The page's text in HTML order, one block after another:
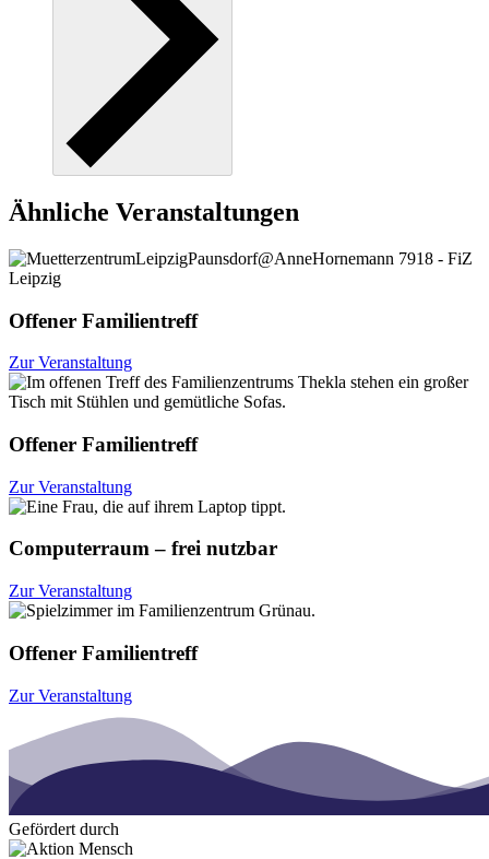
Ähnliche Veranstaltungen
Offener Familientreff
Zur Veranstaltung
Offener Familientreff
Zur Veranstaltung
Computerraum – frei nutzbar
Zur Veranstaltung
Offener Familientreff
Zur Veranstaltung
Gefördert durch